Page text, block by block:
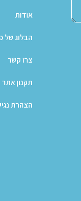
אודות
הבלוג של
צרו קשר
תקנון אתר
הצהרת